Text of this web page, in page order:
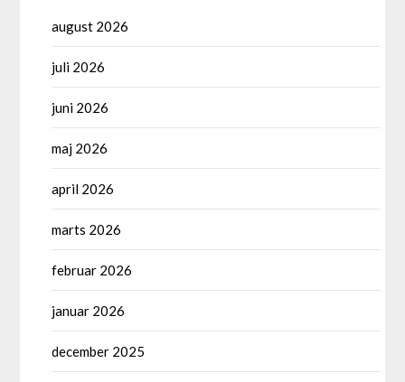
august 2026
juli 2026
juni 2026
maj 2026
april 2026
marts 2026
februar 2026
januar 2026
december 2025